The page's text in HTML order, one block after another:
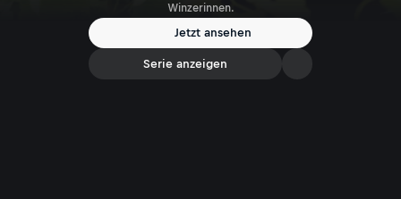
Winzerinnen.
Jetzt ansehen
Serie anzeigen